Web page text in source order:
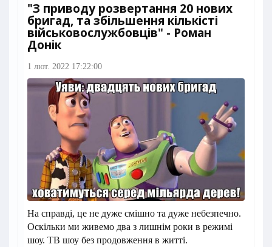
"З приводу розвертання 20 нових
бригад, та збільшення кількісті
військовослужбовців" - Роман
Донік
1 лют. 2022 17:22:00
На справді, це не дуже смішно та дуже небезпечно.
Оскільки ми живемо два з лишнім роки в режимі
шоу. ТВ шоу без продовження в житті.